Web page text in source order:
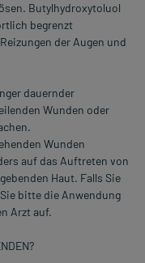
Butylhydroxytoluol
begrenzt
der Augen und
dauernder
Wunden oder
Wunden
auf das Auftreten von
Haut. Falls Sie
bitte die Anwendung
Arzt auf.